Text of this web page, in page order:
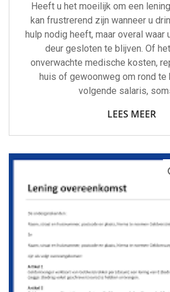
Heeft u het moeilijk om een
kan frustrerend zijn wanneer u
hulp nodig heeft, maar overal waar
deur gesloten te blijven. Of
onverwachte medische kosten,
huis of gewoonweg om rond te
volgende salaris,
LEES MEER